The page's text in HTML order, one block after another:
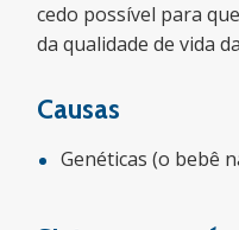
cedo possível para
da qualidade de vida
Causas
Genéticas (o bebê